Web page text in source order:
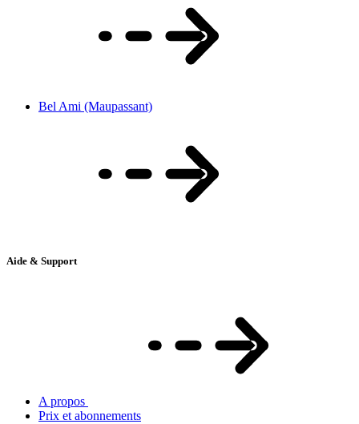
Bel Ami (Maupassant)
Aide & Support
A propos
Prix et abonnements